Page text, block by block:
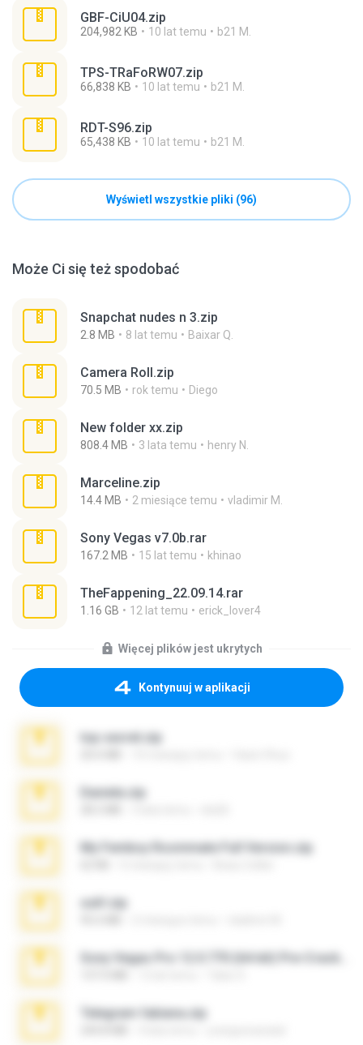
GBF-CiU04.zip
204,982 KB 10 lat temu b21 M.
TPS-TRaFoRW07.zip
66,838 KB 10 lat temu b21 M.
RDT-S96.zip
65,438 KB 10 lat temu b21 M.
Wyświetl wszystkie pliki (96)
Może Ci się też spodobać
Snapchat nudes n 3.zip
2.8 MB 8 lat temu Baixar Q.
Camera Roll.zip
70.5 MB rok temu Diego
New folder xx.zip
808.4 MB 3 lata temu henry N.
Marceline.zip
14.4 MB 2 miesiące temu vladimir M.
Sony Vegas v7.0b.rar
167.2 MB 15 lat temu khinao
TheFappening_22.09.14.rar
1.16 GB 12 lat temu erick_lover4
Więcej plików jest ukrytych
Kontynuuj w aplikacji
top secret.zip
Daniela.zip
My Femboy Roommate Full Version.zip
ouh!.zip
Telegram fabiana.zip